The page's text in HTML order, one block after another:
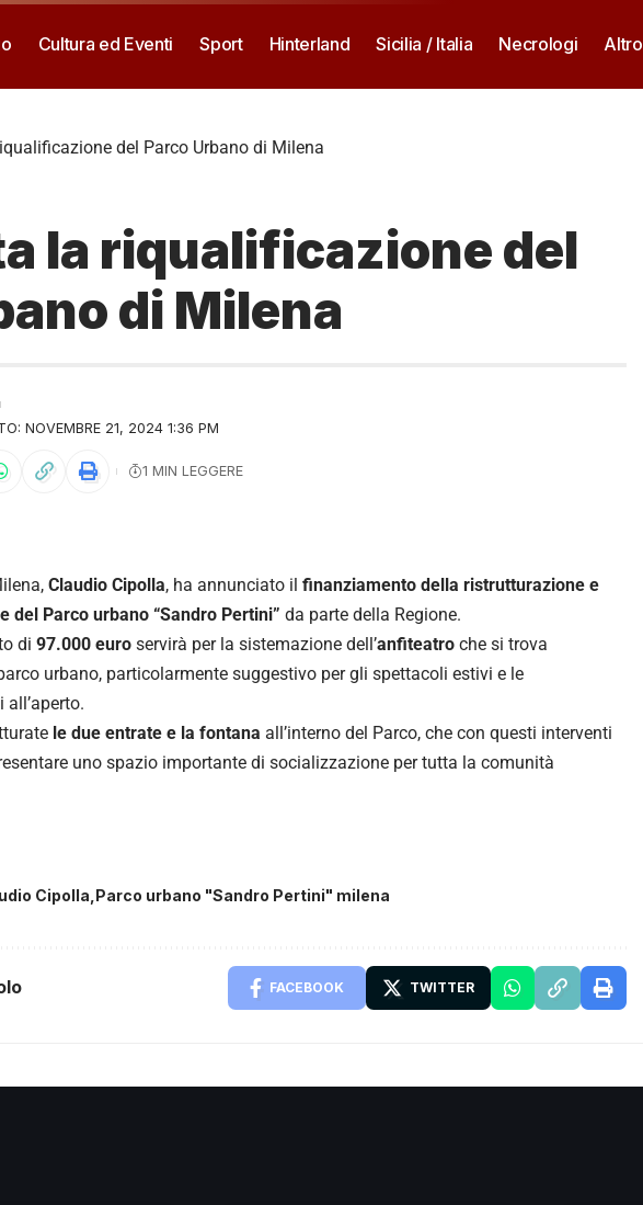
Cultura ed Eventi Sport Hinterland Sicilia / Italia Necrologi Altro
del Parco Urbano di Milena
la riqualificazione del
di Milena
NOVEMBRE 21, 2024 1:36 PM
1 MIN LEGGERE
Claudio Cipolla, ha annunciato il finanziamento della ristrutturazione e
del Parco urbano “Sandro Pertini” da parte della Regione.
di 97.000 euro servirà per la sistemazione dell’anfiteatro che si trova
urbano, particolarmente suggestivo per gli spettacoli estivi e le
le due entrate e la fontana all’interno del Parco, che con questi interventi
uno spazio importante di socializzazione per tutta la comunità
Cipolla Parco urbano "Sandro Pertini" milena
FACEBOOK TWITTER